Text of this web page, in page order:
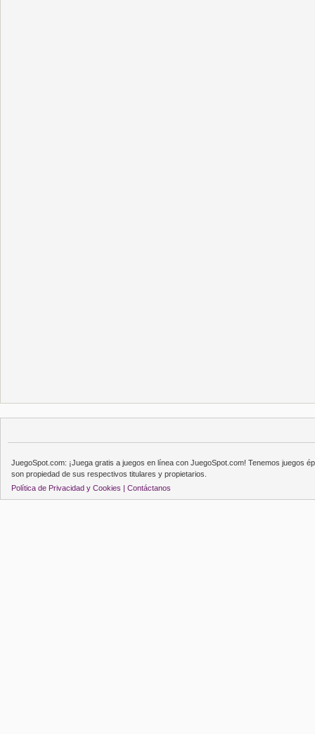
JuegoSpot.com: ¡Juega gratis a juegos en línea con JuegoSpot.com! Tenemos juegos
son propiedad de sus respectivos titulares y propietarios.
Política de Privacidad y Cookies | Contáctanos